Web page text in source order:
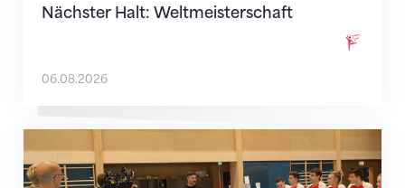
Nächster Halt: Weltmeisterschaft
06.08.2026
Mit klaren Zielen nach Zagreb